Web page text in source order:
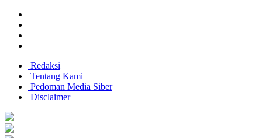
Redaksi
Tentang Kami
Pedoman Media Siber
Disclaimer